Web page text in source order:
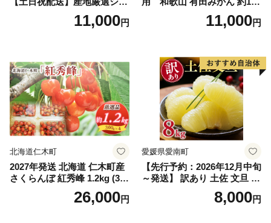
インマスカット1.2kg～1.3kg
（2房～3房）※沖縄・離島配
笛吹市 山梨県 フルーツ 果物
ぶどう 葡萄 大粒 シャインマ
スカット おすすめ シャイン
マスカット 贈答 ギフト 産地
笛吹市 シャインマスカット
笛吹 葡萄 国産 ぶどう 人気
国産 1.2kg 先行｜
11,000円
g (2L、3Lサイズ)【湯浅町】
11,000円
北海道仁木町
2027年発送 北海道 仁木町産
さくらんぼ 紅秀峰 1.2kg (300
g×4パック) Lサイズ以上 旬
桜桃 産地直送 サクランボ チ
26,000円
愛媛県愛南町
【先行予約：2026年12月中旬
～発送】 訳あり 土佐 文旦 8k
g (Mサイズ以上サイズミック
ス) 8000円 わけあり ぶんた
8,000円